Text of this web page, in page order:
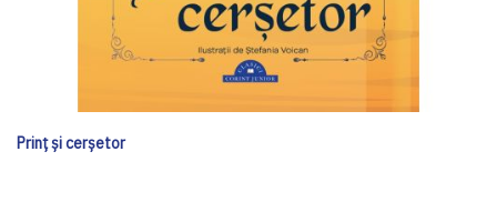
Prinț și cerșetor